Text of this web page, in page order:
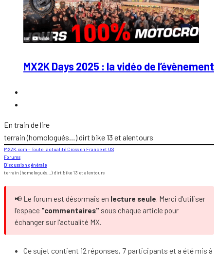
MX2K Days 2025 : la vidéo de l’évènement
En train de lire
terrain (homologués…) dirt bike 13 et alentours
MX2K.com – Toute l’actualité Cross en France et US
Forums
Discussion générale
terrain (homologués…) dirt bike 13 et alentours
📢 Le forum est désormais en lecture seule. Merci d'utiliser
l'espace "commentaires" sous chaque article pour
échanger sur l'actualité MX.
Ce sujet contient 12 réponses, 7 participants et a été mis à